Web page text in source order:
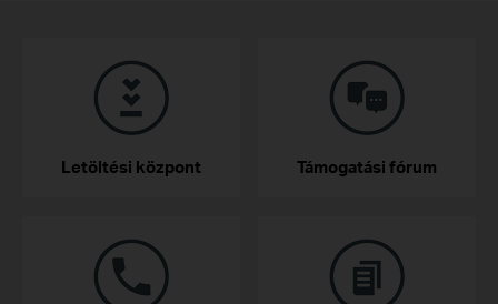
Letöltési központ Támogatási fórum